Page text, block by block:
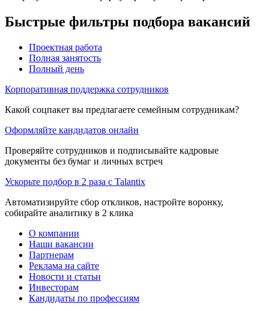
Быстрые фильтры подбора вакансий
Проектная работа
Полная занятость
Полный день
Корпоративная поддержка сотрудников
Какой соцпакет вы предлагаете семейным сотрудникам?
Оформляйте кандидатов онлайн
Проверяйте сотрудников и подписывайте кадровые
документы без бумаг и личных встреч
Ускорьте подбор в 2 раза с Talantix
Автоматизируйте сбор откликов, настройте воронку,
собирайте аналитику в 2 клика
О компании
Наши вакансии
Партнерам
Реклама на сайте
Новости и статьи
Инвесторам
Кандидаты по профессиям